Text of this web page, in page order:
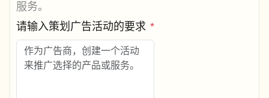
服务。
请输入策划广告活动的要求 *